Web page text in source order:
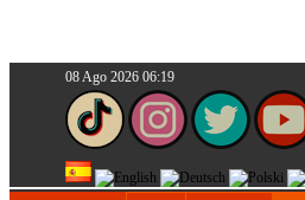
08 Ago 2026 06:19